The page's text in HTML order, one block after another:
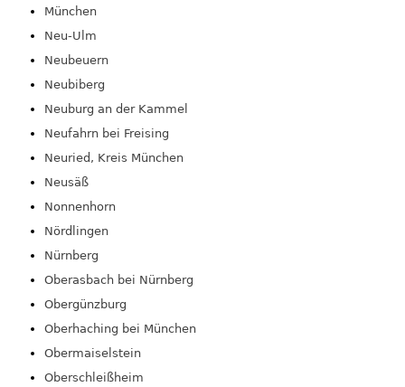
München
Neu-Ulm
Neubeuern
Neubiberg
Neuburg an der Kammel
Neufahrn bei Freising
Neuried, Kreis München
Neusäß
Nonnenhorn
Nördlingen
Nürnberg
Oberasbach bei Nürnberg
Obergünzburg
Oberhaching bei München
Obermaiselstein
Oberschleißheim